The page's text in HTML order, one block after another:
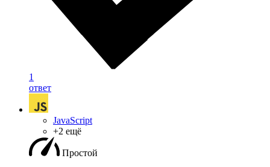
1
ответ
JavaScript
+2 ещё
Простой